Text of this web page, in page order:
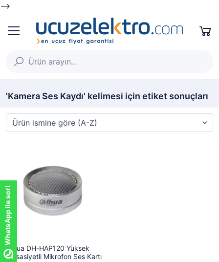
-->
'Kamera Ses Kaydı' kelimesi için etiket sonuçları
Dahua DH-HAP120 Yüksek
Hassasiyetli Mikrofon Ses Kartı
WhatsApp ile sor!
WhatsApp ile sor!